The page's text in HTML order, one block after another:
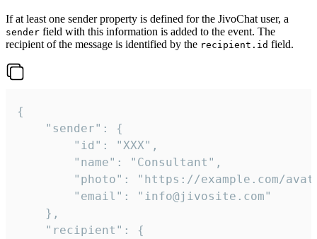
If at least one sender property is defined for the JivoChat user, a
sender field with this information is added to the event. The
recipient of the message is identified by the recipient.id field.
{